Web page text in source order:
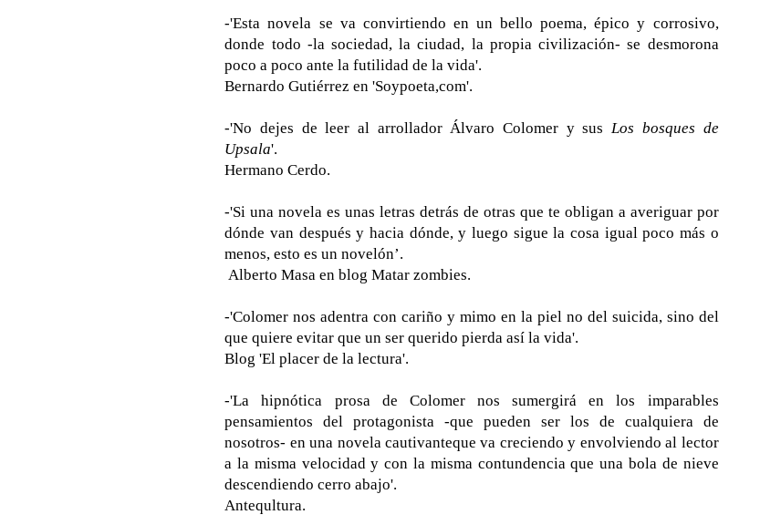
-'Esta novela se va convirtiendo en un bello poema, épico y corrosivo,
donde todo -la sociedad, la ciudad, la propia civilización- se desmorona
poco a poco ante la futilidad de la vida'.
Bernardo Gutiérrez en 'Soypoeta,com'.
-'No dejes de leer al arrollador Álvaro Colomer y susLos bosques de
Upsala'.
Hermano Cerdo.
-'Si una novela es unas letras detrás de otras que te obligan a averiguar por
dónde van después y hacia dónde, y luego sigue la cosa igual poco más o
menos, esto es un novelón’.
Alberto Masa en blog Matar zombies.
-'Colomer nos adentra con cariño y mimo en la piel no del suicida, sino del
que quiere evitar que un ser querido pierda así la vida'.
Blog 'El placer de la lectura'.
-'La hipnótica prosa de Colomer nos sumergirá en los imparables
pensamientos del protagonista -que pueden ser los de cualquiera de
nosotros- en una novela cautivanteque va creciendo y envolviendo al lector
a la misma velocidad y con la misma contundencia que una bola de nieve
descendiendo cerro abajo'.
Antequltura.